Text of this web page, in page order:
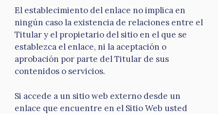
El establecimiento del enlace no implica en
ningún caso la existencia de relaciones entre el
Titular y el propietario del sitio en el que se
establezca el enlace, ni la aceptación o
aprobación por parte del Titular de sus
contenidos o servicios.
Si accede a un sitio web externo desde un
enlace que encuentre en el Sitio Web usted